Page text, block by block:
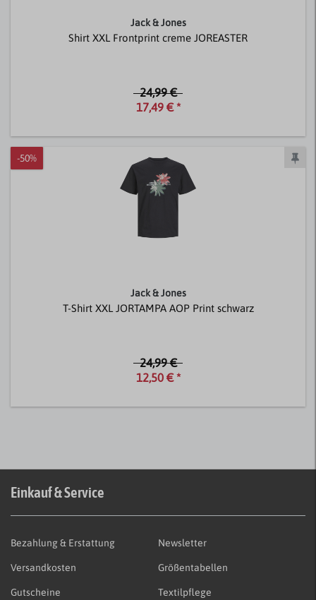
Jack & Jones
Shirt XXL Frontprint creme JOREASTER
24,99 €
17,49 € *
-50%
Jack & Jones
T-Shirt XXL JORTAMPA AOP Print schwarz
24,99 €
12,50 € *
Einkauf & Service
Bezahlung & Erstattung
Versandkosten
Gutscheine
Newsletter
Größentabellen
Textilpflege